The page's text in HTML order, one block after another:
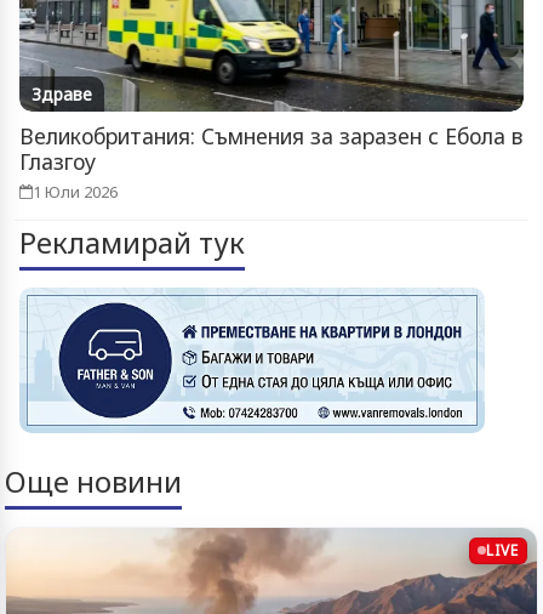
Здраве
Великобритания: Съмнения за заразен с Ебола в
Глазгоу
1 Юли 2026
Рекламирай тук
Още новини
LIVE